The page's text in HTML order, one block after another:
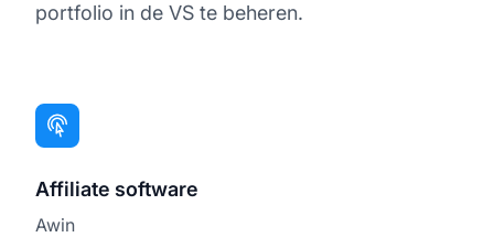
portfolio in de VS te beheren.
Affiliate software
Awin